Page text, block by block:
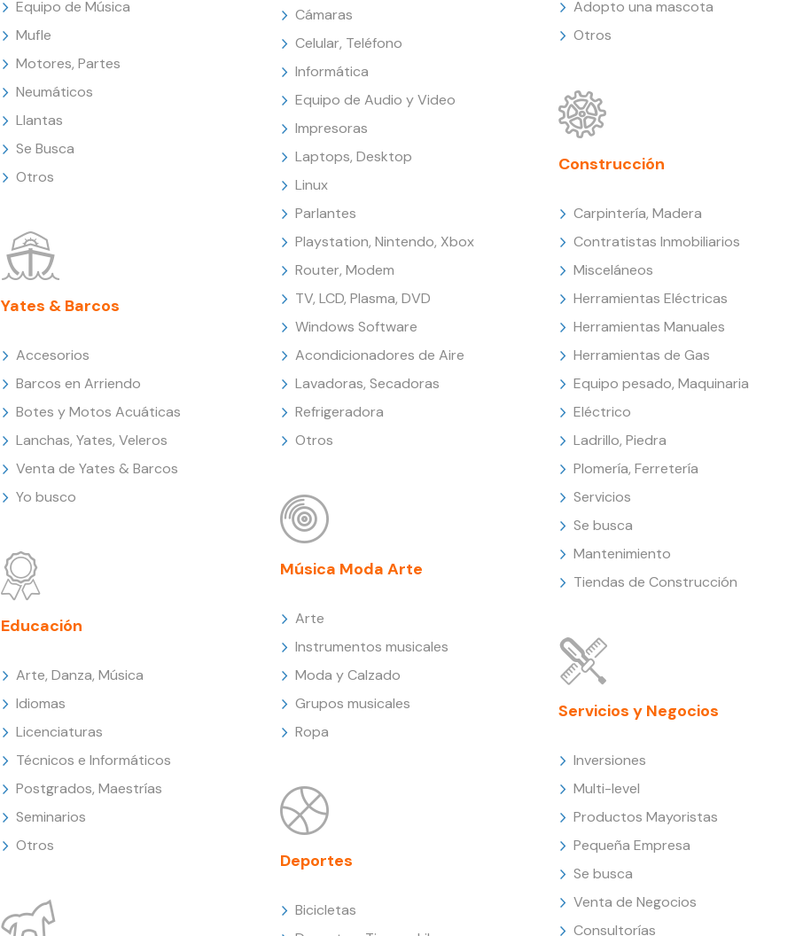
Equipo de Música
Mufle
Motores, Partes
Neumáticos
Llantas
Se Busca
Otros
Yates & Barcos
Accesorios
Barcos en Arriendo
Botes y Motos Acuáticas
Lanchas, Yates, Veleros
Venta de Yates & Barcos
Yo busco
Educación
Arte, Danza, Música
Idiomas
Licenciaturas
Técnicos e Informáticos
Postgrados, Maestrías
Seminarios
Otros
Cámaras
Celular, Teléfono
Informática
Equipo de Audio y Video
Impresoras
Laptops, Desktop
Linux
Parlantes
Playstation, Nintendo, Xbox
Router, Modem
TV, LCD, Plasma, DVD
Windows Software
Acondicionadores de Aire
Lavadoras, Secadoras
Refrigeradora
Otros
Música Moda Arte
Arte
Instrumentos musicales
Moda y Calzado
Grupos musicales
Ropa
Deportes
Bicicletas
Adopto una mascota
Otros
Construcción
Carpintería, Madera
Contratistas Inmobiliarios
Misceláneos
Herramientas Eléctricas
Herramientas Manuales
Herramientas de Gas
Equipo pesado, Maquinaria
Eléctrico
Ladrillo, Piedra
Plomería, Ferretería
Servicios
Se busca
Mantenimiento
Tiendas de Construcción
Servicios y Negocios
Inversiones
Multi-level
Productos Mayoristas
Pequeña Empresa
Se busca
Venta de Negocios
Consultorías